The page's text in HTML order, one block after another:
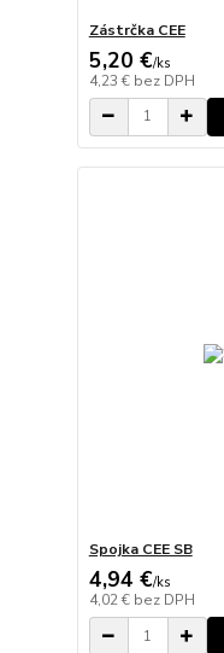
Zástrčka CEE
5,20 €/ks
4,23 € bez DPH
Spojka CEE SB
4,94 €/ks
4,02 € bez DPH